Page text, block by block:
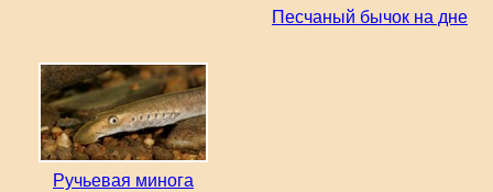
Песчаный бычок на дне
Ручьевая минога